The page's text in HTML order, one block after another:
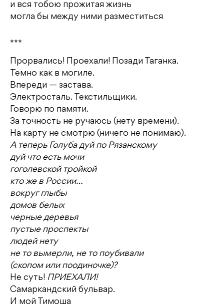
и вся тобою прожитая жизнь
могла бы между ними разместиться
***
Прорвались! Проехали! Позади Таганка.
Темно как в могиле.
Впереди — застава.
Электросталь. Текстильщики.
Говорю по памяти.
За точность не ручаюсь (нету времени).
На карту не смотрю (ничего не понимаю).
А теперь Голуба дуй по Рязанскому
дуй что есть мочи
гоголевской тройкой
кто же в России…
вокруг глыбы
домов белых
черные деревья
пустые проспекты
людей нету
не то вымерли, не то поубивали
(скопом или поодиночке)?
Не суть! ПРИЕХАЛИ!
Самаркандский бульвар.
И мой Тимоша